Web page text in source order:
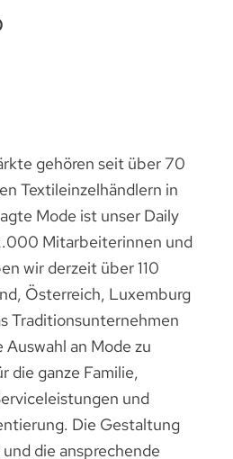
gehören seit über 70
Textileinzelhändlern in
Mode ist unser Daily
Mitarbeiterinnen und
wir derzeit über 110
Österreich, Luxemburg
Traditionsunternehmen
an Mode zu
die ganze Familie,
und
Die Gestaltung
die ansprechende